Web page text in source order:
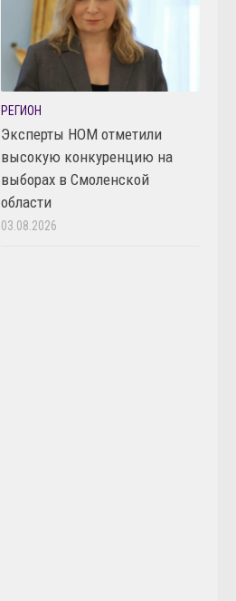
РЕГИОН
Эксперты НОМ отметили
высокую конкуренцию на
выборах в Смоленской
области
03.08.2026